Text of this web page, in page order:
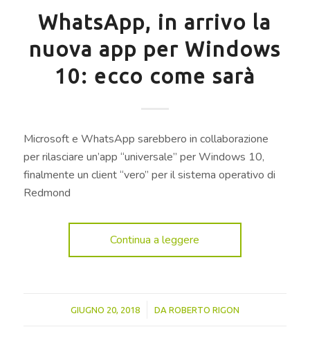
WhatsApp, in arrivo la
nuova app per Windows
10: ecco come sarà
Microsoft e WhatsApp sarebbero in collaborazione
per rilasciare un’app “universale” per Windows 10,
finalmente un client “vero” per il sistema operativo di
Redmond
Continua a leggere
GIUGNO 20, 2018
/ DA ROBERTO RIGON